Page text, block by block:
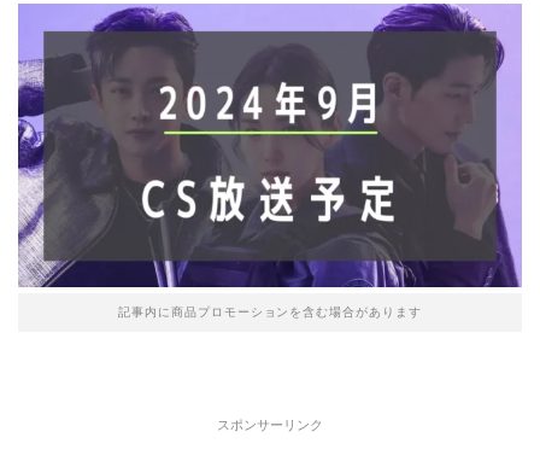
記事内に商品プロモーションを含む場合があります
スポンサーリンク